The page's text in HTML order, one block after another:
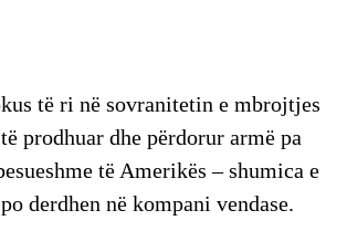
të ri në sovranitetin e mbrojtjes
prodhuar dhe përdorur armë pa
të Amerikës – shumica e
derdhen në kompani vendase.